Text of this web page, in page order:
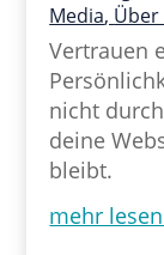
Media, Über
Vertrauen
nicht
deine
bleibt.
mehr